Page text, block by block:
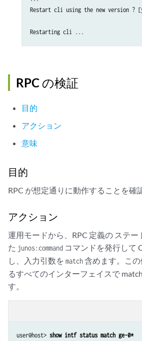
Restart cli using the new version ?
RPC の検証
目的
アクション
意味
目的
RPC が想定通りに動作することを確
アクション
運用モードから、RPC 定義の ステ
た junos:command コマンドを発行して
し、入力引数を match含めます。この
るすべてのインターフェイスで
す。
user@host> show intf status match ge-0*